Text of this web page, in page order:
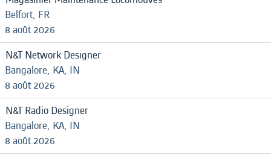
Belfort, FR
8 août 2026
N&T Network Designer
Bangalore, KA, IN
8 août 2026
N&T Radio Designer
Bangalore, KA, IN
8 août 2026